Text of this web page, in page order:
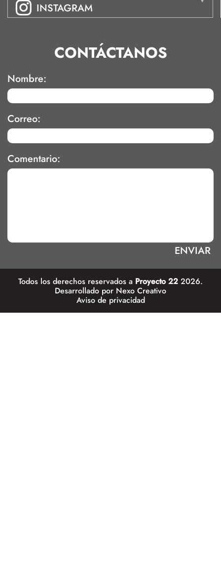
INSTAGRAM
CONTÁCTANOS
Nombre:
Correo:
Comentario:
Todos los derechos reservados a Proyecto 22 2026.
Desarrollado por Nexo Creativo
Aviso de privacidad